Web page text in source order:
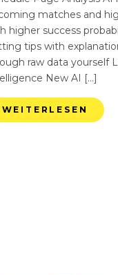
matches and
higher success
tips with
raw data yourself
New AI […]
WEITERLESEN